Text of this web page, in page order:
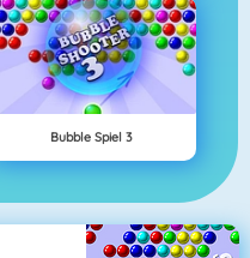
Bubble Spiel 3